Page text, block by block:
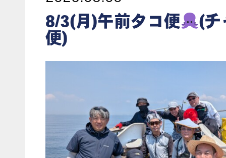
8/3(月)午前タコ便
(チ
便)